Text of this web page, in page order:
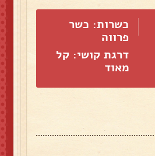
כשרות: כשר
פרווה
דרגת קושי: קל
מאוד